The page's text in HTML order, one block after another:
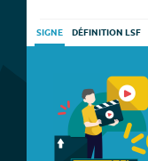
SIGNE DÉFINITION LSF